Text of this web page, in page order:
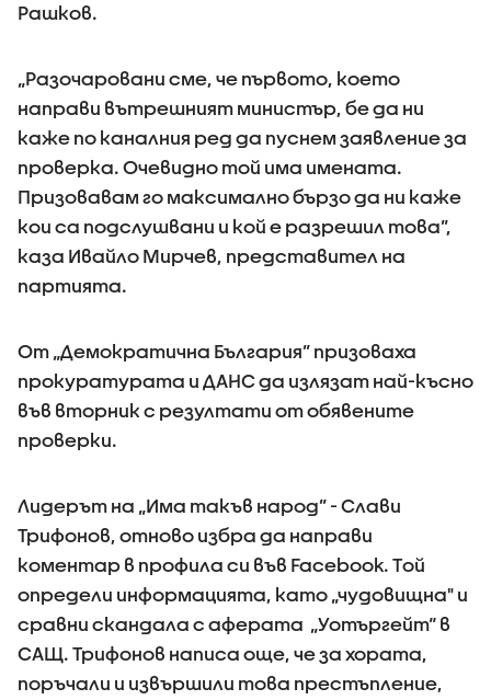
Рашков.
„Разочаровани сме, че първото, което
направи вътрешният министър, бе да ни
каже по каналния ред да пуснем заявление за
проверка. Очевидно той има имената.
Призовавам го максимално бързо да ни каже
кои са подслушвани и кой е разрешил това”,
каза Ивайло Мирчев, представител на
партията.
От „Демократична България” призоваха
прокуратурата и ДАНС да излязат най-късно
във вторник с резултати от обявените
проверки.
Лидерът на „Има такъв народ” - Слави
Трифонов, отново избра да направи
коментар в профила си във Facebook. Tой
определи информацията, като „чудовищна" и
сравни скандала с аферата „Уотъргейт“ в
САЩ. Трифонов написа още, че за хората,
поръчали и извършили това престъпление,